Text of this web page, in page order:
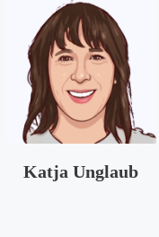
Katja Unglaub